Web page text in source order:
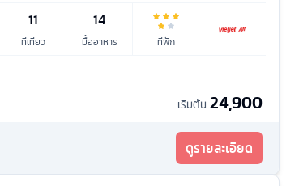
11
ที่เที่ยว
14
มื้ออาหาร ที่พัก
เริ่มต้น 24,900
ดูรายละเอียด